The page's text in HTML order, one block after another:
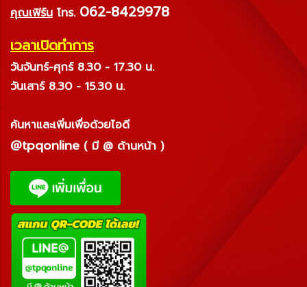
คุณเฟิร์น โทร. 062-8429978
เวลาเปิดทำการ
วันจันทร์-ศุกร์ 8.30 - 17.30 น.
วันเสาร์ 8.30 - 15.30 น.
ค้นหาและเพิ่มเพื่อด้วยไอดี
@tpqonline ( มี @ ด้านหน้า )